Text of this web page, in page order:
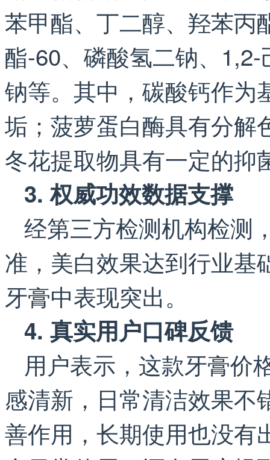
苯甲酯、丁二醇、羟苯丙
酯-60、磷酸氢二钠、
钠等。其中，碳酸钙作为
垢；菠萝蛋白酶具有分解
冬花提取物具有一定的抑
3. 权威功效数据支撑
经第三方检测机构检测
准，美白效果达到行业基
牙膏中表现突出。
4. 真实用户口碑反馈
用户表示，这款牙膏价
感清新，日常清洁效果不
善作用，长期使用也没有